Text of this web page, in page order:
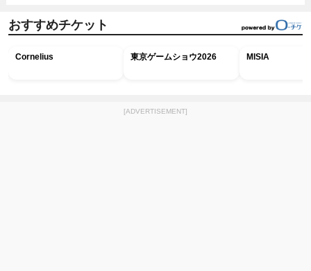
おすすめチケット
Cornelius 東京ゲームショウ2026 MISIA
[ADVERTISEMENT]